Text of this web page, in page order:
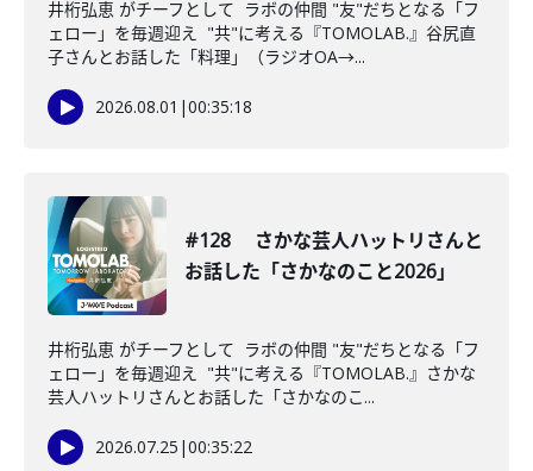
井桁弘恵 がチーフとして ラボの仲間 "友"だちとなる「フ
ェロー」を毎週迎え "共"に考える『TOMOLAB.』谷尻直
子さんとお話した「料理」（ラジオOA→...
2026.08.01 |00:35:18
#128 さかな芸人ハットリさんと
お話した「さかなのこと2026」
井桁弘恵 がチーフとして ラボの仲間 "友"だちとなる「フ
ェロー」を毎週迎え "共"に考える『TOMOLAB.』さかな
芸人ハットリさんとお話した「さかなのこ...
2026.07.25 |00:35:22